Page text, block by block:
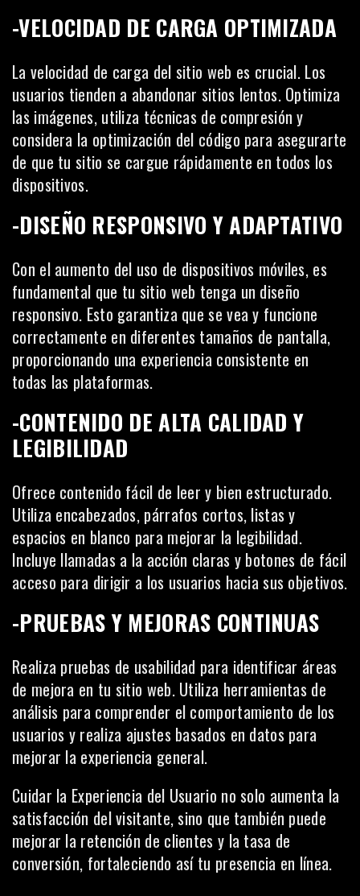
-VELOCIDAD DE CARGA OPTIMIZADA
La velocidad de carga del sitio web es crucial. Los
usuarios tienden a abandonar sitios lentos. Optimiza
las imágenes, utiliza técnicas de compresión y
considera la optimización del código para asegurarte
de que tu sitio se cargue rápidamente en todos los
dispositivos.
-DISEÑO RESPONSIVO Y ADAPTATIVO
Con el aumento del uso de dispositivos móviles, es
fundamental que tu sitio web tenga un diseño
responsivo. Esto garantiza que se vea y funcione
correctamente en diferentes tamaños de pantalla,
proporcionando una experiencia consistente en
todas las plataformas.
-CONTENIDO DE ALTA CALIDAD Y
LEGIBILIDAD
Ofrece contenido fácil de leer y bien estructurado.
Utiliza encabezados, párrafos cortos, listas y
espacios en blanco para mejorar la legibilidad.
Incluye llamadas a la acción claras y botones de fácil
acceso para dirigir a los usuarios hacia sus objetivos.
-PRUEBAS Y MEJORAS CONTINUAS
Realiza pruebas de usabilidad para identificar áreas
de mejora en tu sitio web. Utiliza herramientas de
análisis para comprender el comportamiento de los
usuarios y realiza ajustes basados en datos para
mejorar la experiencia general.
Cuidar la Experiencia del Usuario no solo aumenta la
satisfacción del visitante, sino que también puede
mejorar la retención de clientes y la tasa de
conversión, fortaleciendo así tu presencia en línea.